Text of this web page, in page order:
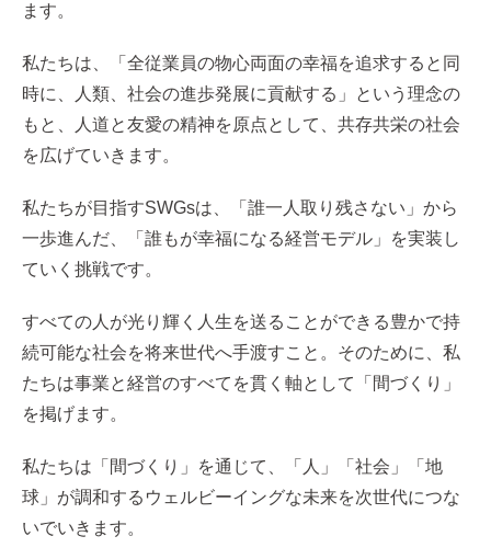
ます。
私たちは、「全従業員の物心両面の幸福を追求すると同
時に、人類、社会の進歩発展に貢献する」という理念の
もと、人道と友愛の精神を原点として、共存共栄の社会
を広げていきます。
私たちが目指すSWGsは、「誰一人取り残さない」から
一歩進んだ、「誰もが幸福になる経営モデル」を実装し
ていく挑戦です。
すべての人が光り輝く人生を送ることができる豊かで持
続可能な社会を将来世代へ手渡すこと。そのために、私
たちは事業と経営のすべてを貫く軸として「間づくり」
を掲げます。
私たちは「間づくり」を通じて、「人」「社会」「地
球」が調和するウェルビーイングな未来を次世代につな
いでいきます。